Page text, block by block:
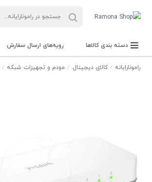
دسته بندی کالاها رویه‌های ارسال سفارش
رامونارایانه کالای دیجیتال مودم و تجهیزات شبکه